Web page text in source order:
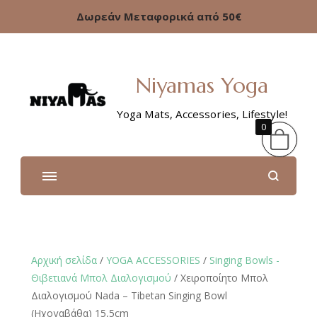
Δωρεάν Μεταφορικά από 50€
Niyamas Yoga
Yoga Mats, Accessories, Lifestyle!
Αρχική σελίδα / YOGA ACCESSORIES / Singing Bowls -
Θιβετιανά Μπολ Διαλογισμού / Χειροποίητο Μπολ
Διαλογισμού Νada – Tibetan Singing Bowl
(Ηχογαβάθα) 15,5cm
0